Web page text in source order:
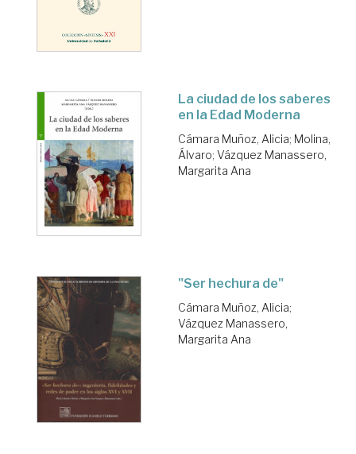
La ciudad de los saberes
en la Edad Moderna
Cámara Muñoz, Alicia; Molina,
Álvaro; Vázquez Manassero,
Margarita Ana
"Ser hechura de"
Cámara Muñoz, Alicia;
Vázquez Manassero,
Margarita Ana